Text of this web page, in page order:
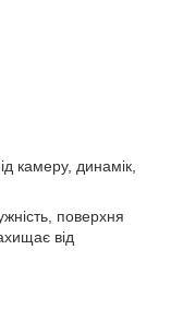
камеру, динамік,
поверхня
від